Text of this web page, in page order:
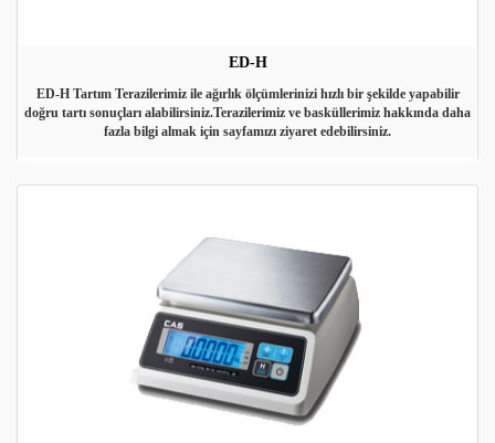
ED-H
ED-H Tartım Terazilerimiz ile ağırlık ölçümlerinizi hızlı bir şekilde yapabilir
doğru tartı sonuçları alabilirsiniz.Terazilerimiz ve basküllerimiz hakkında daha
fazla bilgi almak için sayfamızı ziyaret edebilirsiniz.